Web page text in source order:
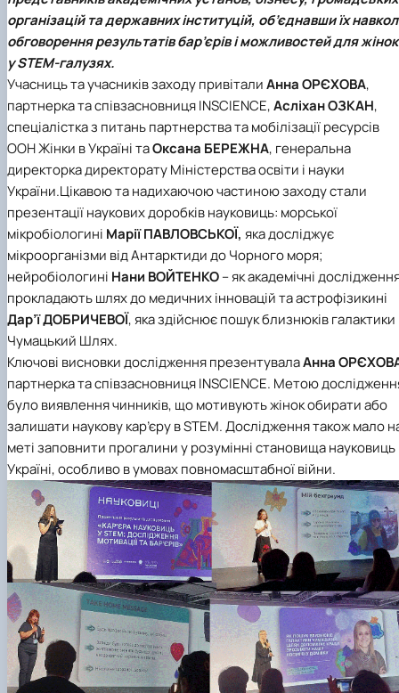
Проєкт «Розвиток лідерських навичок жінок
та мереж для забезпечення рівності у …
організацій та державних інституцій, об’єднавши їх
обговорення результатів бар’єрів і можливостей для жінок
уSTEM-галузях.
Учасниць та учасників заходу привіталиАнна ОРЄХОВА,
партнерка та співзасновницяINSCIENCE,Асліхан ОЗКАН,
спеціалістка з питань партнерства та мобілізації ресурсів
ООН Жінки в УкраїнітаОксана БЕРЕЖНА, генеральна
директорка директоратуМіністерства освіти і науки
України.Цікавою та надихаючою частиною заходу стали
презентації наукових доробків науковиць: морської
мікробіологині Марії ПАВЛОВСЬКОЇ, яка досліджує
мікроорганізми від Антарктиди до Чорного моря;
нейробіологині Нани ВОЙТЕНКО– як академічні
прокладають шлях до медичних інновацій та астрофізикині
Дар’ї ДОБРИЧЕВОЇ, яка здійснює пошук близнюків галактики
Чумацький Шлях.
Ключові висновки дослідження презентувалаАнна
партнерка та співзасновниця INSCIENCE. Метою
було виявлення чинників, що мотивують жінок обирати або
залишати наукову кар’єру в STEM. Дослідження також мало
меті заповнити прогалини у розумінні становища науковиць
Україні, особливо в умовах повномасштабної війни.